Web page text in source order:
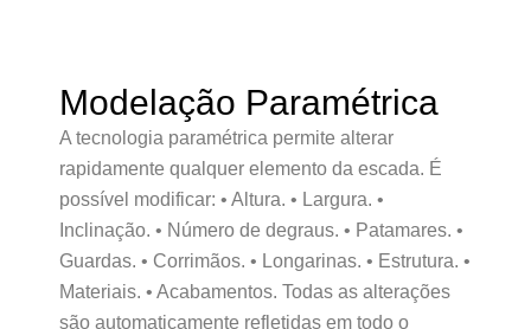
Modelação Paramétrica
A tecnologia paramétrica permite alterar
rapidamente qualquer elemento da escada. É
possível modificar: • Altura. • Largura. •
Inclinação. • Número de degraus. • Patamares. •
Guardas. • Corrimãos. • Longarinas. • Estrutura. •
Materiais. • Acabamentos. Todas as alterações
são automaticamente refletidas em todo o